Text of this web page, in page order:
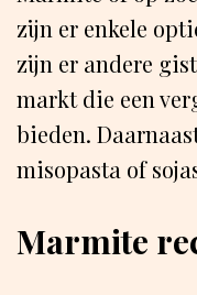
zijn er enkele
zijn er andere
markt die een
bieden.
misopasta of
Marmite